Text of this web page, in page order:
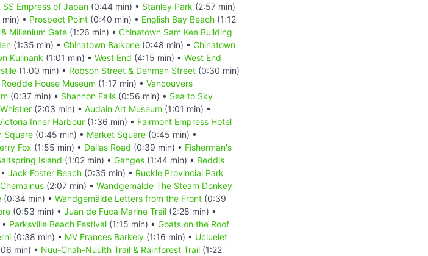
Empress of Japan (0:44 min) • Stanley Park (2:57 min)
• Prospect Point (0:40 min) • English Bay Beach (1:12
Millenium Gate (1:26 min) • Chinatown Sam Kee Building
(1:35 min) • Chinatown Balkone (0:48 min) • Chinatown
Kulinarik (1:01 min) • West End (4:15 min) • West End
(1:00 min) • Robson Street & Denman Street (0:30 min)
House Museum (1:17 min) • Vancouvers
(0:37 min) • Shannon Falls (0:56 min) • Sea to Sky
Whistler (2:03 min) • Audain Art Museum (1:01 min) •
Inner Harbour (1:36 min) • Fairmont Empress Hotel
Square (0:45 min) • Market Square (0:45 min) •
Fox (1:55 min) • Dallas Road (0:39 min) • Fisherman's
Island (1:02 min) • Ganges (1:44 min) • Beddis
Jack Foster Beach (0:35 min) • Ruckle Provincial Park
Chemainus (2:07 min) • Wandgemälde The Steam Donkey
(0:34 min) • Wandgemälde Letters from the Front (0:39
(0:53 min) • Juan de Fuca Marine Trail (2:28 min) •
Parksville Beach Festival (1:15 min) • Goats on the Roof
(0:38 min) • MV Frances Barkely (1:16 min) • Ucluelet
min) • Nuu-Chah-Nuulth Trail & Rainforest Trail (1:22